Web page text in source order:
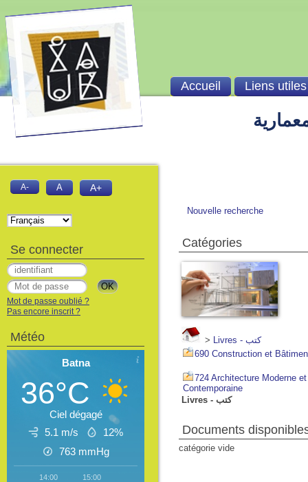
Nouvelle recherche
Catégories
>
Livres - كتب
690 Construction et
724 Architecture Moderne et
Contemporaine
Livres - كتب
Documents
catégorie vide
Accueil Liens utiles
A- A A+
Se connecter
Mot de passe oublié ?
Pas encore inscrit ?
Météo
Batna
36°C
Ciel dégagé
5.1 m/s
12%
763 mmHg
14:00 15:00